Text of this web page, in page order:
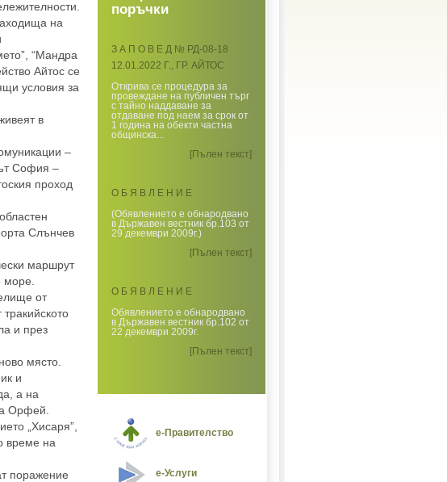
на
“Мандра
Айтос се
условия за
в
–
София –
проход
Слънчев
маршрут
море.
от
и през
място.
и
а на
Орфей.
„Хисаря”,
време на
поражение
поръчки
З А П О В Е Д № РД-08-18
12.01.2022 Г., ГР. АЙТОС
Открива се процедура за
провеждане на публичен търг
с тайно наддаване за
отдаване под наем за срок от
1 година на обекти частна
общинска...
[Пълен текст]
О Б Я В Л Е Н И Е
(Обявлението е обнародвано
в Държавен вестник бр.103 от
29 декември 2009г.)
[Пълен текст]
О Б Я В Л Е Н И Е
Обявлението е обнародвано
в Държавен вестник бр.102 от
22 декември 2009г.
[Пълен текст]
е-Правителство
е-Услуги